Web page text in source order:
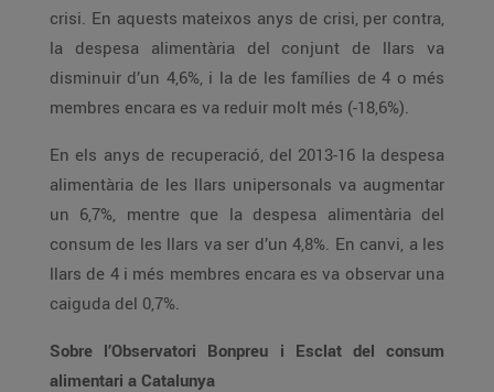
crisi. En aquests mateixos anys de crisi, per contra,
la despesa alimentària del conjunt de llars va
disminuir d’un 4,6%, i la de les famílies de 4 o més
membres encara es va reduir molt més (-18,6%).
En els anys de recuperació, del 2013-16 la despesa
alimentària de les llars unipersonals va augmentar
un 6,7%, mentre que la despesa alimentària del
consum de les llars va ser d’un 4,8%. En canvi, a les
llars de 4 i més membres encara es va observar una
caiguda del 0,7%.
Sobre l’Observatori Bonpreu i Esclat del consum
alimentari a Catalunya